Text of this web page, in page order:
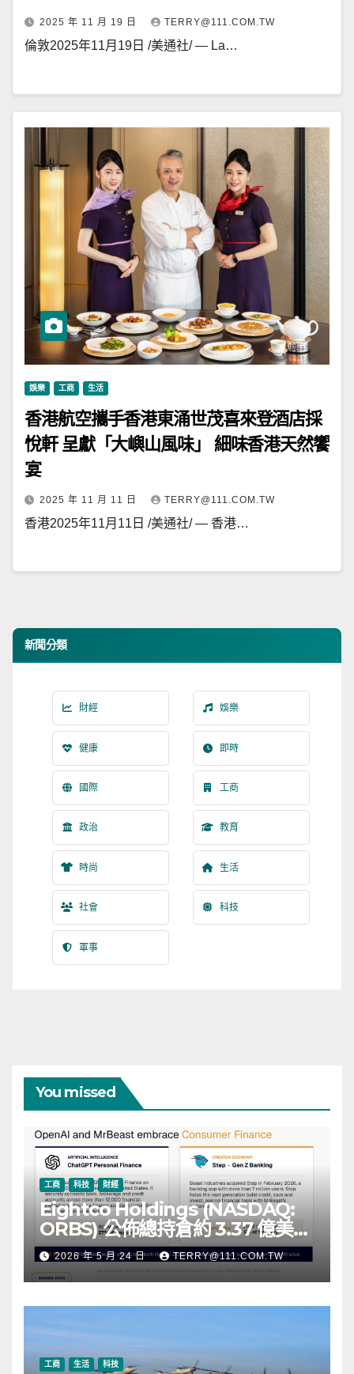
2025 年 11 月 19 日 TERRY@111.COM.TW
倫敦2025年11月19日 /美通社/ — La…
娛樂 工商 生活
香港航空攜手香港東涌世茂喜來登酒店採
悅軒 呈獻「大嶼山風味」 細味香港天然饗
宴
2025 年 11 月 11 日 TERRY@111.COM.TW
香港2025年11月11日 /美通社/ — 香港…
新聞分類
財經 娛樂
健康 即時
國際 工商
政治 教育
時尚 生活
社會 科技
軍事
You missed
工商 科技 財經
Eightco Holdings (NASDAQ:
ORBS) 公佈總持倉約 3.37 億美
元，涵蓋 OpenAI、Beast
Industries、超過 11,000 枚以太
幣 (ETH) 及逾 2.83 億枚 WLD 代
幣
2026 年 5 月 24 日 TERRY@111.COM.TW
工商 生活 科技